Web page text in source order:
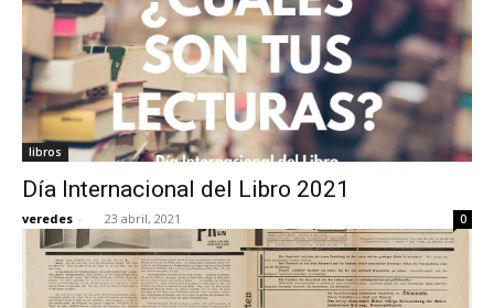
libros
Día Internacional del Libro 2021
veredes - 23 abril, 2021 0